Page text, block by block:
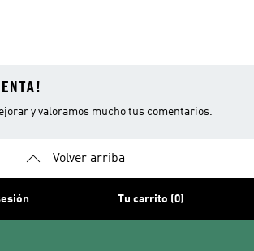
y valoramos mucho tus comentarios.
Volver arriba
Tu carrito (0)